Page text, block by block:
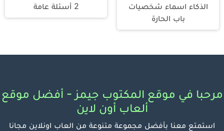
الذكاء اسماء شخصيات
باب الحارة
2 أسئلة عامة
مرحبا في موقع المكتوب جيمز - أفضل موقع
ألعاب أون لاين
استمتع معنا بأفضل مجموعة متنوعة من العاب اونلاين مجانا